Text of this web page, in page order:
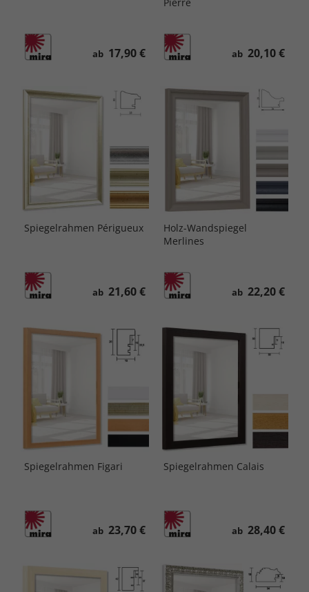
ab 17,90 € ab 20,10 €
Spiegelrahmen Périgueux
ab 21,60 €
Holz-Wandspiegel
Merlines
ab 22,20 €
Spiegelrahmen Figari
ab 23,70 €
Spiegelrahmen Calais
ab 28,40 €